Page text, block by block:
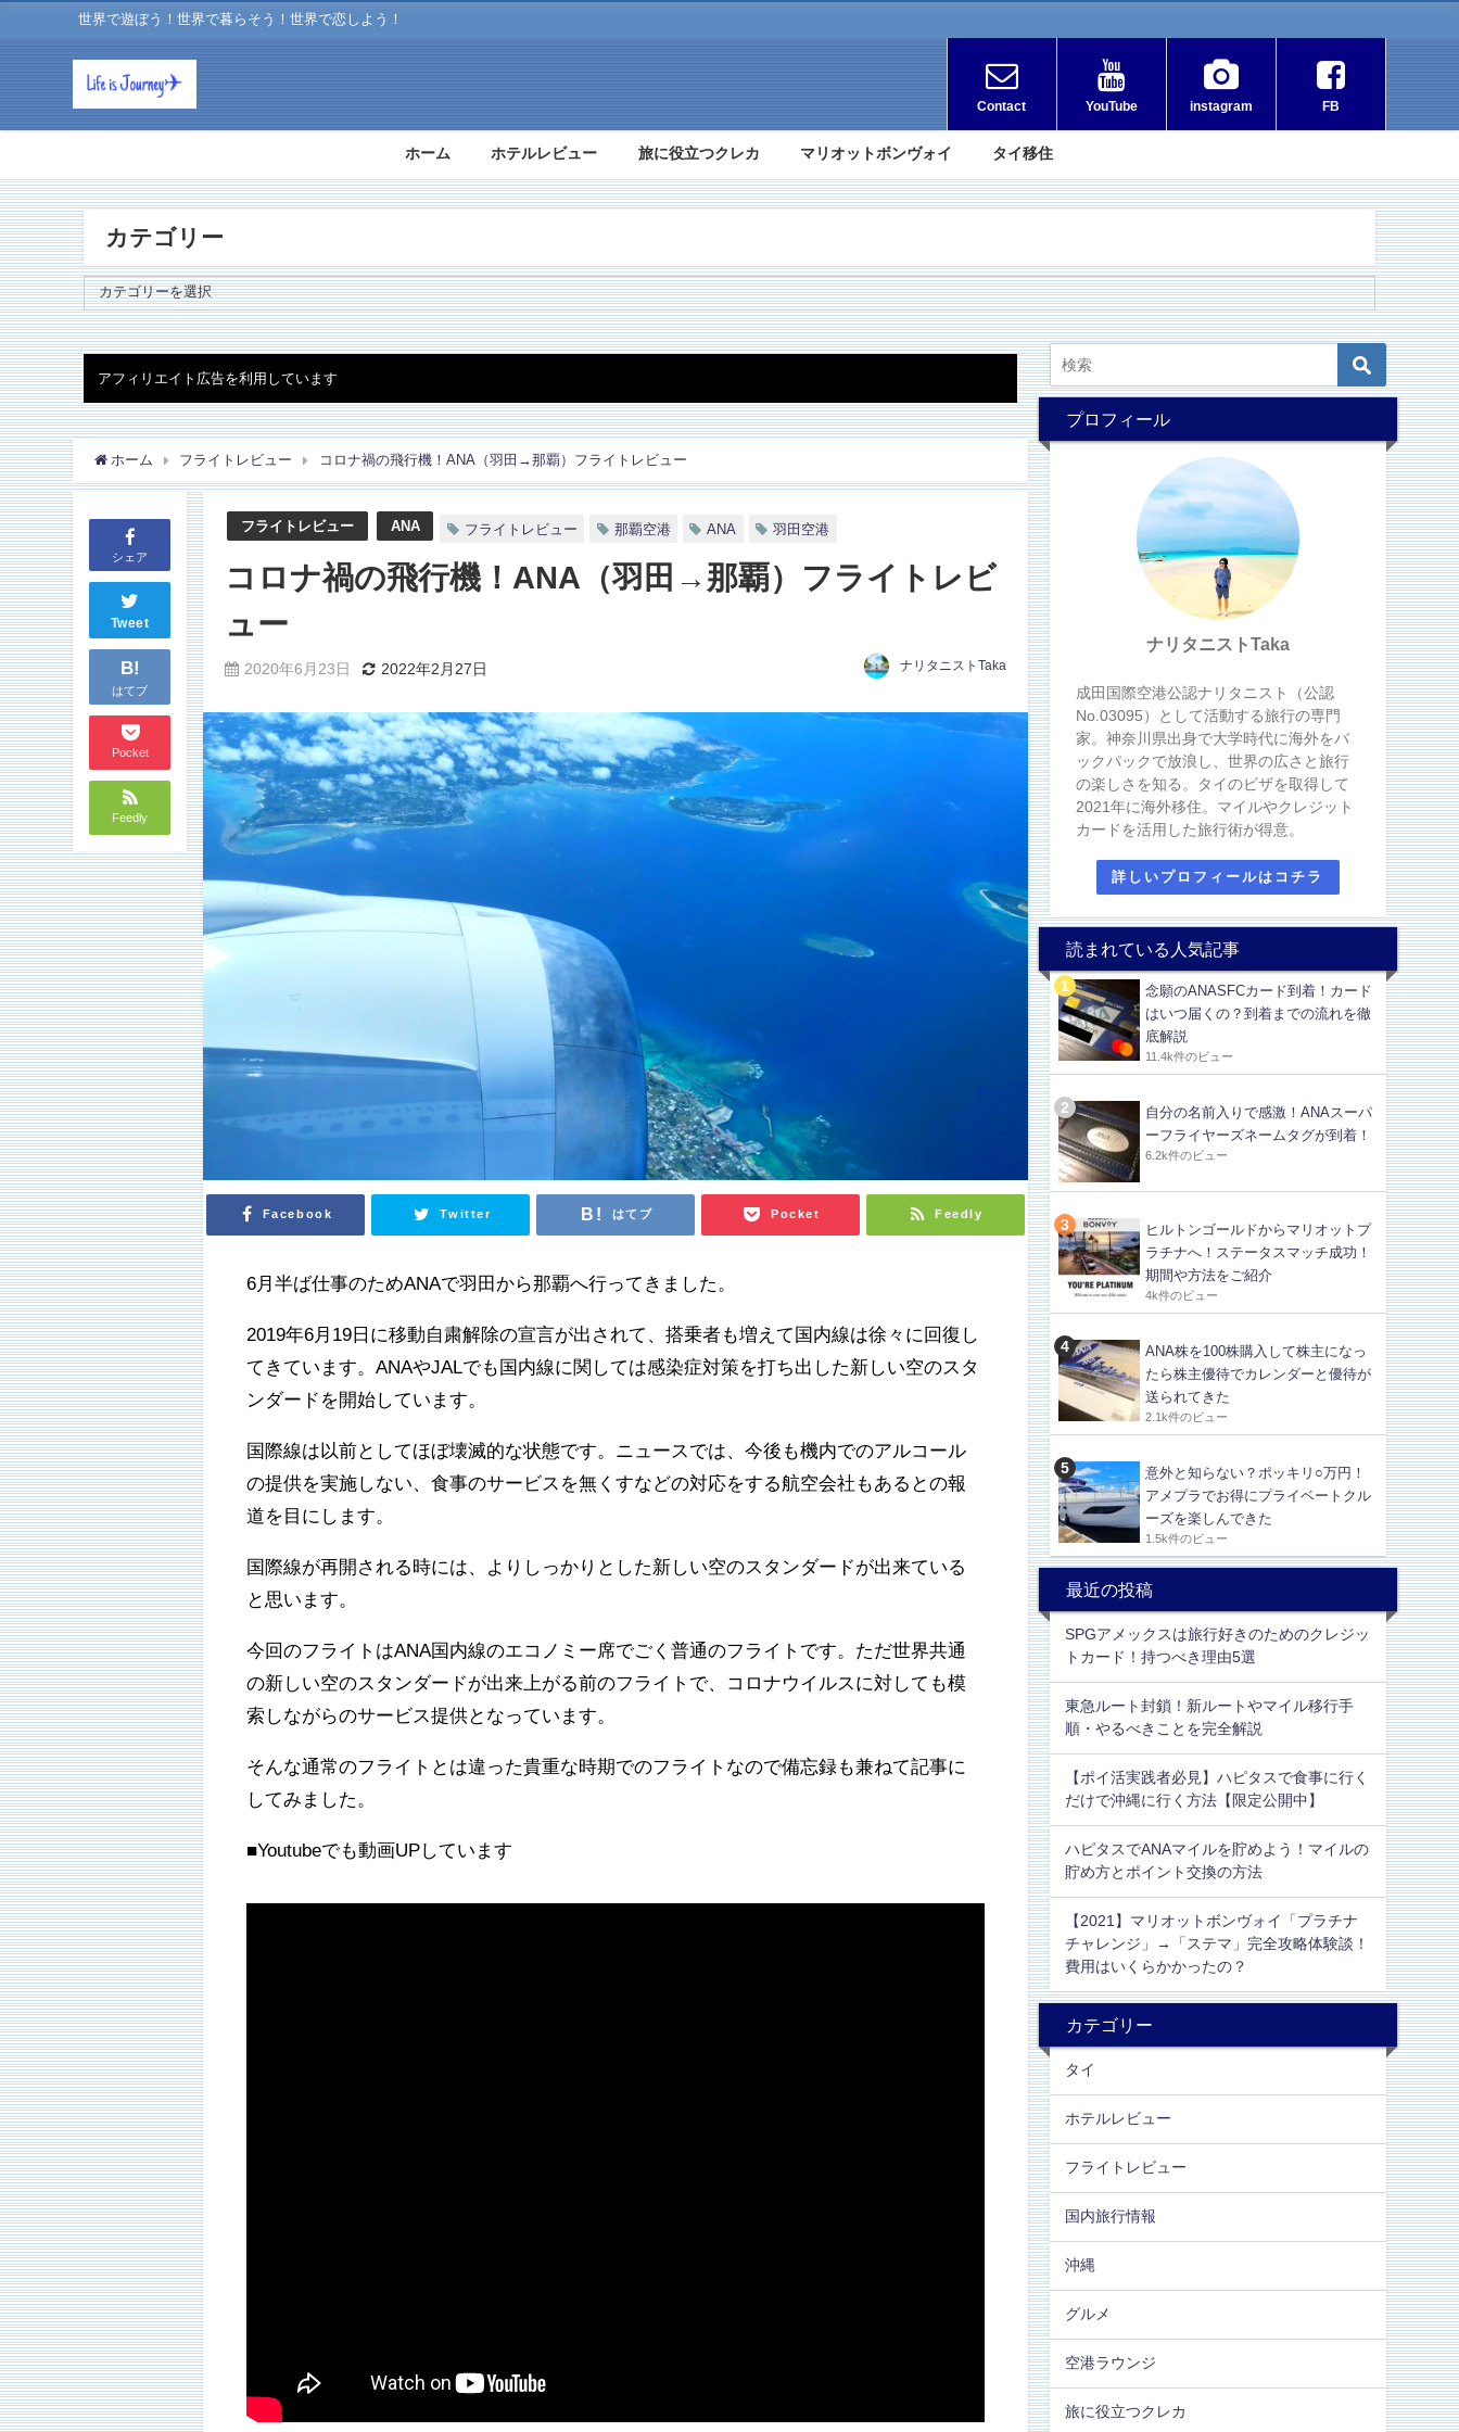
世界で遊ぼう！世界で暮らそう！世界で恋しよう！
Contact YouTube instagram FB
ホーム ホテルレビュー 旅に役立つクレカ マリオットボンヴォイ タイ移住
カテゴリー
アフィリエイト広告を利用しています
ホーム フライトレビュー コロナ禍の飛行機！ANA（羽田→那覇）フライトレビュー
シェア
Tweet
B!
はてブ
Pocket
Feedly
フライトレビュー ANA フライトレビュー 那覇空港 ANA 羽田空港
コロナ禍の飛行機！ANA（羽田→那覇）フライトレビ
ュー
2020年6月23日 2022年2月27日 ナリタニストTaka
Facebook Twitter はてブ Pocket Feedly
6月半ば仕事のためANAで羽田から那覇へ行ってきました。
2019年6月19日に移動自粛解除の宣言が出されて、搭乗者も増えて国内線は徐々に回復し
てきています。ANAやJALでも国内線に関しては感染症対策を打ち出した新しい空のスタ
ンダードを開始しています。
国際線は以前としてほぼ壊滅的な状態です。ニュースでは、今後も機内でのアルコール
の提供を実施しない、食事のサービスを無くすなどの対応をする航空会社もあるとの報
道を目にします。
国際線が再開される時には、よりしっかりとした新しい空のスタンダードが出来ている
と思います。
今回のフライトはANA国内線のエコノミー席でごく普通のフライトです。ただ世界共通
の新しい空のスタンダードが出来上がる前のフライトで、コロナウイルスに対しても模
索しながらのサービス提供となっています。
そんな通常のフライトとは違った貴重な時期でのフライトなので備忘録も兼ねて記事に
してみました。
■Youtubeでも動画UPしています
プロフィール
ナリタニストTaka
成田国際空港公認ナリタニスト（公認
No.03095）として活動する旅行の専門
家。神奈川県出身で大学時代に海外をバ
ックパックで放浪し、世界の広さと旅行
の楽しさを知る。タイのビザを取得して
2021年に海外移住。マイルやクレジット
カードを活用した旅行術が得意。
詳しいプロフィールはコチラ
読まれている人気記事
念願のANASFCカード到着！カード
はいつ届くの？到着までの流れを徹
底解説
11.4k件のビュー
自分の名前入りで感激！ANAスーパ
ーフライヤーズネームタグが到着！
6.2k件のビュー
ヒルトンゴールドからマリオットプ
ラチナへ！ステータスマッチ成功！
期間や方法をご紹介
4k件のビュー
ANA株を100株購入して株主になっ
たら株主優待でカレンダーと優待が
送られてきた
2.1k件のビュー
意外と知らない？ポッキリ○万円！
アメプラでお得にプライベートクル
ーズを楽しんできた
1.5k件のビュー
最近の投稿
SPGアメックスは旅行好きのためのクレジッ
トカード！持つべき理由5選
東急ルート封鎖！新ルートやマイル移行手
順・やるべきことを完全解説
【ポイ活実践者必見】ハピタスで食事に行く
だけで沖縄に行く方法【限定公開中】
ハピタスでANAマイルを貯めよう！マイルの
貯め方とポイント交換の方法
【2021】マリオットボンヴォイ「プラチナ
チャレンジ」→「ステマ」完全攻略体験談！
費用はいくらかかったの？
カテゴリー
タイ
ホテルレビュー
フライトレビュー
国内旅行情報
沖縄
グルメ
空港ラウンジ
旅に役立つクレカ